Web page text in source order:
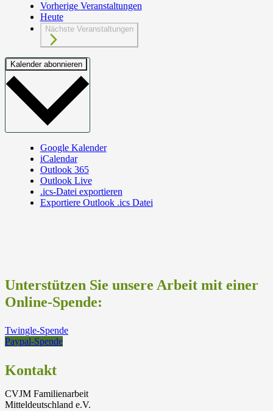
Vorherige Veranstaltungen
Heute
Nächste Veranstaltungen
Kalender abonnieren
Google Kalender
iCalendar
Outlook 365
Outlook Live
.ics-Datei exportieren
Exportiere Outlook .ics Datei
Unterstützen Sie unsere Arbeit mit einer
Online-Spende:
Twingle-Spende
Paypal-Spende
Kontakt
CVJM Familienarbeit
Mitteldeutschland e.V.